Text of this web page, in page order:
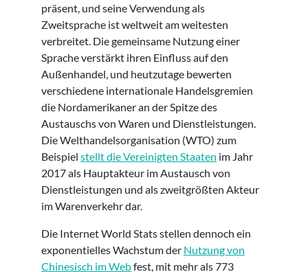
präsent, und seine Verwendung als
Zweitsprache ist weltweit am weitesten
verbreitet. Die gemeinsame Nutzung einer
Sprache verstärkt ihren Einfluss auf den
Außenhandel, und heutzutage bewerten
verschiedene internationale Handelsgremien
die Nordamerikaner an der Spitze des
Austauschs von Waren und Dienstleistungen.
Die Welthandelsorganisation (WTO) zum
Beispiel stellt die Vereinigten Staaten im Jahr
2017 als Hauptakteur im Austausch von
Dienstleistungen und als zweitgrößten Akteur
im Warenverkehr dar.
Die Internet World Stats stellen dennoch ein
exponentielles Wachstum der Nutzung von
Chinesisch im Webfest, mit mehr als 773